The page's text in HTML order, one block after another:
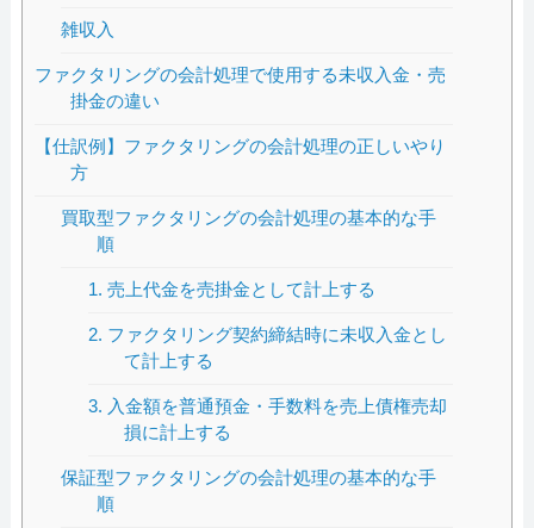
雑収入
ファクタリングの会計処理で使用する未収入金・売
掛金の違い
【仕訳例】ファクタリングの会計処理の正しいやり
方
買取型ファクタリングの会計処理の基本的な手
順
1. 売上代金を売掛金として計上する
2. ファクタリング契約締結時に未収入金とし
て計上する
3. 入金額を普通預金・手数料を売上債権売却
損に計上する
保証型ファクタリングの会計処理の基本的な手
順